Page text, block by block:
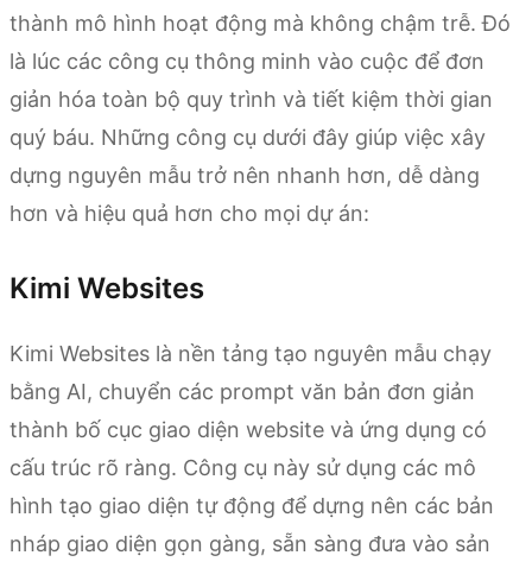
thành mô hình hoạt động mà không chậm trễ. Đó
là lúc các công cụ thông minh vào cuộc để đơn
giản hóa toàn bộ quy trình và tiết kiệm thời gian
quý báu. Những công cụ dưới đây giúp việc xây
dựng nguyên mẫu trở nên nhanh hơn, dễ dàng
hơn và hiệu quả hơn cho mọi dự án:
Kimi Websites
Kimi Websites là nền tảng tạo nguyên mẫu chạy
bằng AI, chuyển các prompt văn bản đơn giản
thành bố cục giao diện website và ứng dụng có
cấu trúc rõ ràng. Công cụ này sử dụng các mô
hình tạo giao diện tự động để dựng nên các bản
nháp giao diện gọn gàng, sẵn sàng đưa vào sản